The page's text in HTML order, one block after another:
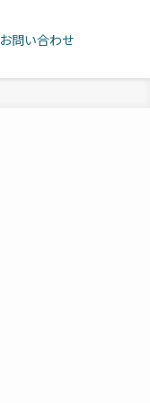
お問い合わせ